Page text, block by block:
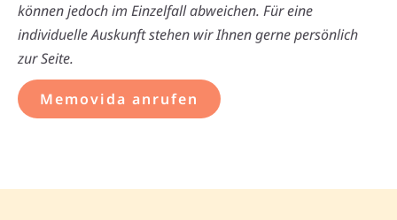
können jedoch im Einzelfall abweichen. Für eine
individuelle Auskunft stehen wir Ihnen gerne persönlich
zur Seite.
Memovida anrufen